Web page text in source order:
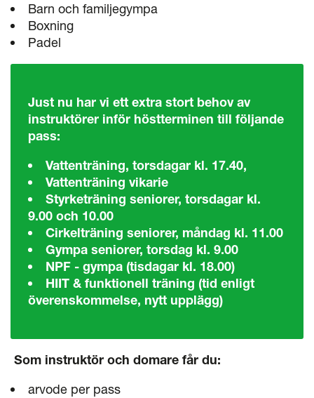
Barn och familjegympa
Boxning
Padel
Just nu har vi ett extra stort behov av
instruktörer inför höstterminen till följande
pass:
Vattenträning, torsdagar kl. 17.40,
Vattenträning vikarie
Styrketräning seniorer, torsdagar kl.
9.00 och 10.00
Cirkelträning seniorer, måndag kl. 11.00
Gympa seniorer, torsdag kl. 9.00
NPF - gympa (tisdagar kl. 18.00)
HIIT & funktionell träning (tid enligt
överenskommelse, nytt upplägg)
Som instruktör och domare får du:
arvode per pass